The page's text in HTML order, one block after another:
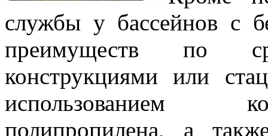
службы у бассейнов с
преимуществ по
конструкциями или
использованием
полипропилена, а